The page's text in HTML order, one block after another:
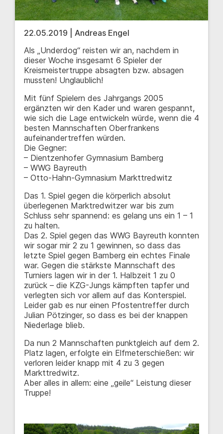
22.05.2019 | Andreas Engel
Als „Underdog“ reisten wir an, nachdem in
dieser Woche insgesamt 6 Spieler der
Kreismeistertruppe absagten bzw. absagen
mussten! Unglaublich!
Mit fünf Spielern des Jahrgangs 2005
ergänzten wir den Kader und waren gespannt,
wie sich die Lage entwickeln würde, wenn die 4
besten Mannschaften Oberfrankens
aufeinandertreffen würden.
Die Gegner:
– Dientzenhofer Gymnasium Bamberg
– WWG Bayreuth
– Otto-Hahn-Gymnasium Markttredwitz
Das 1. Spiel gegen die körperlich absolut
überlegenen Marktredwitzer war bis zum
Schluss sehr spannend: es gelang uns ein 1 – 1
zu halten.
Das 2. Spiel gegen das WWG Bayreuth konnten
wir sogar mir 2 zu 1 gewinnen, so dass das
letzte Spiel gegen Bamberg ein echtes Finale
war. Gegen die stärkste Mannschaft des
Turniers lagen wir in der 1. Halbzeit 1 zu 0
zurück – die KZG-Jungs kämpften tapfer und
verlegten sich vor allem auf das Konterspiel.
Leider gab es nur einen Pfostentreffer durch
Julian Pötzinger, so dass es bei der knappen
Niederlage blieb.
Da nun 2 Mannschaften punktgleich auf dem 2.
Platz lagen, erfolgte ein Elfmeterschießen: wir
verloren leider knapp mit 4 zu 3 gegen
Markttredwitz.
Aber alles in allem: eine „geile“ Leistung dieser
Truppe!